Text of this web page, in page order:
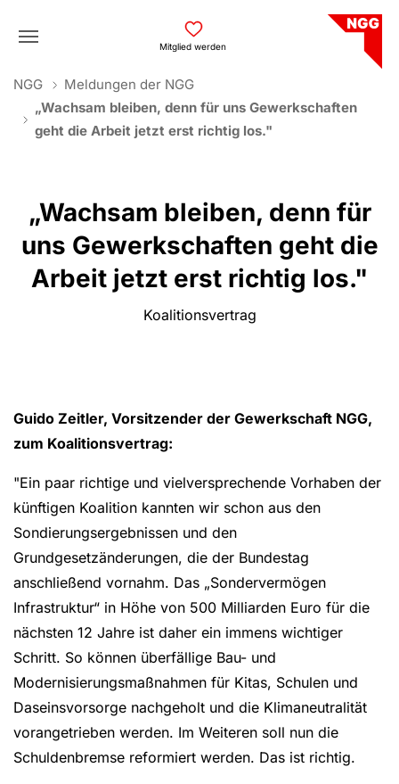
Mitglied werden
You are here:
NGG
Meldungen der NGG
„Wachsam bleiben, denn für uns Gewerkschaften
geht die Arbeit jetzt erst richtig los."
„Wachsam bleiben, denn für
uns Gewerkschaften geht die
Arbeit jetzt erst richtig los."
Koalitionsvertrag
Guido Zeitler, Vorsitzender der Gewerkschaft NGG,
zum Koalitionsvertrag:
"Ein paar richtige und vielversprechende Vorhaben der
künftigen Koalition kannten wir schon aus den
Sondierungsergebnissen und den
Grundgesetzänderungen, die der Bundestag
anschließend vornahm. Das „Sondervermögen
Infrastruktur“ in Höhe von 500 Milliarden Euro für die
nächsten 12 Jahre ist daher ein immens wichtiger
Schritt. So können überfällige Bau- und
Modernisierungsmaßnahmen für Kitas, Schulen und
Daseinsvorsorge nachgeholt und die Klimaneutralität
vorangetrieben werden. Im Weiteren soll nun die
Schuldenbremse reformiert werden. Das ist richtig.